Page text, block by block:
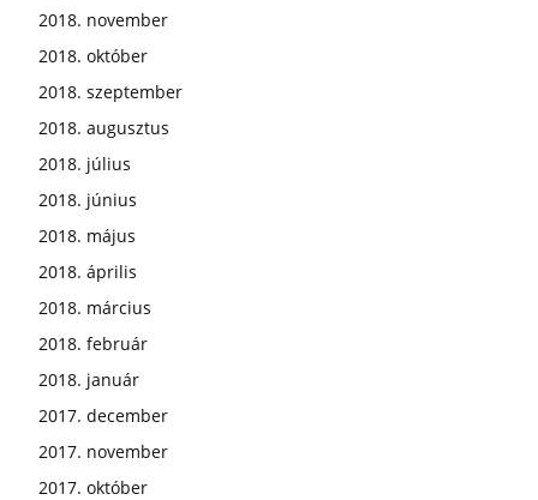
2018. november
2018. október
2018. szeptember
2018. augusztus
2018. július
2018. június
2018. május
2018. április
2018. március
2018. február
2018. január
2017. december
2017. november
2017. október